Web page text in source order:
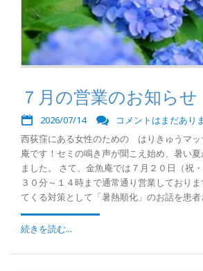
７月の営業のお知らせ
2026/07/14
コメントはまだあり
西荻窪にある女性のための はりきゅうマ
庵です！セミの鳴き声が聞こえ始め、暑い
ました。 さて、金魚庵では７月２０日（祝
３０分～１４時まで通常通り営業しており
てくる対策として「暑熱順化」のお話を患者
続きを読む...